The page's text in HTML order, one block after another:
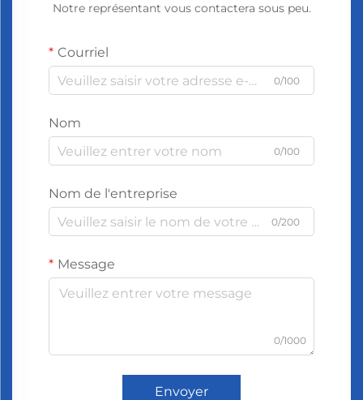
Notre représentant vous contactera sous peu.
Courriel
0/100
Nom
0/100
Nom de l'entreprise
0/200
Message
0/1000
Envoyer